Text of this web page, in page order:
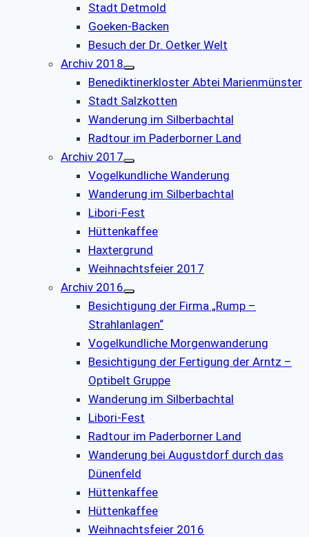
Stadt Detmold
Goeken-Backen
Besuch der Dr. Oetker Welt
Archiv 2018
Benediktinerkloster Abtei Marienmünster
Stadt Salzkotten
Wanderung im Silberbachtal
Radtour im Paderborner Land
Archiv 2017
Vogelkundliche Wanderung
Wanderung im Silberbachtal
Libori-Fest
Hüttenkaffee
Haxtergrund
Weihnachtsfeier 2017
Archiv 2016
Besichtigung der Firma „Rump –
Strahlanlagen“
Vogelkundliche Morgenwanderung
Besichtigung der Fertigung der Arntz –
Optibelt Gruppe
Wanderung im Silberbachtal
Libori-Fest
Radtour im Paderborner Land
Wanderung bei Augustdorf durch das
Dünenfeld
Hüttenkaffee
Hüttenkaffee
Weihnachtsfeier 2016